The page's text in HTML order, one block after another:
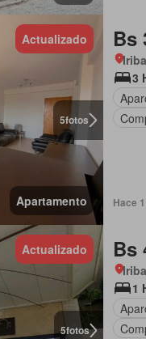
5fotos
Actualizado
Apartamento
Bs
3
Hace
5fotos
Actualizado Bs
1